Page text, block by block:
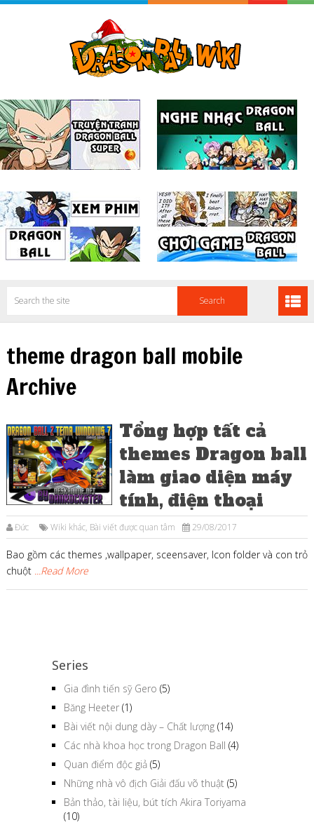
theme dragon ball mobile
Archive
Tổng hợp tất cả
themes Dragon ball
làm giao diện máy
tính, điện thoại
Đức Wiki khác, Bài viết được quan tâm 29/08/2017
Bao gồm các themes ,wallpaper, sceensaver, Icon folder và con trỏ
chuột ...Read More
Series
Gia đình tiến sỹ Gero (5)
Băng Heeter (1)
Bài viết nội dung dày – Chất lượng (14)
Các nhà khoa học trong Dragon Ball (4)
Quan điểm độc giả (5)
Những nhà vô địch Giải đấu võ thuật (5)
Bản thảo, tài liệu, bút tích Akira Toriyama
(10)